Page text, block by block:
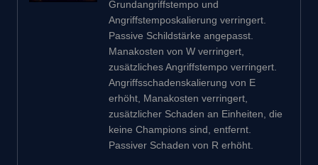
Grundangriffstempo und
Angriffstemposkalierung verringert.
Passive Schildstärke angepasst.
Manakosten von W verringert,
zusätzliches Angriffstempo verringert.
Angriffsschadenskalierung von E
erhöht, Manakosten verringert,
zusätzlicher Schaden an Einheiten, die
keine Champions sind, entfernt.
Passiver Schaden von R erhöht.